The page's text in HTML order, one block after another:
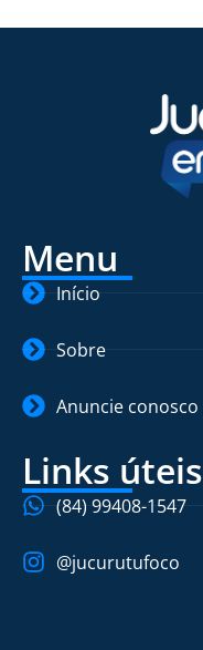
Menu
Início
Sobre
Anuncie conosco
Links úteis
(84) 99408-1547
@jucurutufoco